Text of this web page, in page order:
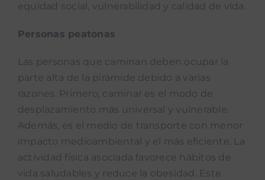
equidad social, vulnerabilidad y calidad de vida.
Personas peatonas
Las personas que caminan deben ocupar la
parte alta de la pirámide debido a varias
razones. Primero, caminar es el modo de
desplazamiento más universal y vulnerable.
Además, es el medio de transporte con menor
impacto medioambiental y el más eficiente. La
actividad física asociada favorece hábitos de
vida saludables y reduce la obesidad. Este